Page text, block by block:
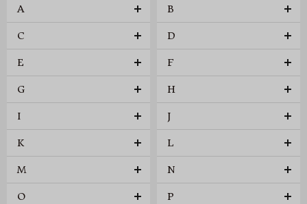
A B
C D
E F
G H
I J
K L
M N
O P